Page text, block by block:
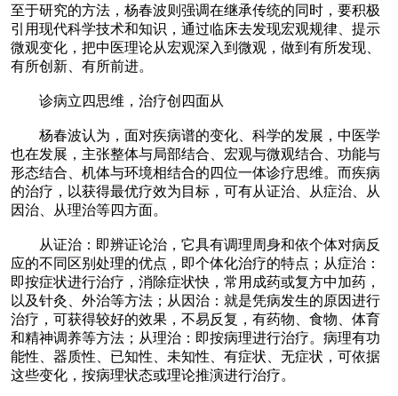
至于研究的方法，杨春波则强调在继承传统的同时，要积极
引用现代科学技术和知识，通过临床去发现宏观规律、提示
微观变化，把中医理论从宏观深入到微观，做到有所发现、
有所创新、有所前进。
诊病立四思维，治疗创四面从
杨春波认为，面对疾病谱的变化、科学的发展，中医学
也在发展，主张整体与局部结合、宏观与微观结合、功能与
形态结合、机体与环境相结合的四位一体诊疗思维。而疾病
的治疗，以获得最优疗效为目标，可有从证治、从症治、从
因治、从理治等四方面。
从证治：即辨证论治，它具有调理周身和依个体对病反
应的不同区别处理的优点，即个体化治疗的特点；从症治：
即按症状进行治疗，消除症状快，常用成药或复方中加药，
以及针灸、外治等方法；从因治：就是凭病发生的原因进行
治疗，可获得较好的效果，不易反复，有药物、食物、体育
和精神调养等方法；从理治：即按病理进行治疗。病理有功
能性、器质性、已知性、未知性、有症状、无症状，可依据
这些变化，按病理状态或理论推演进行治疗。